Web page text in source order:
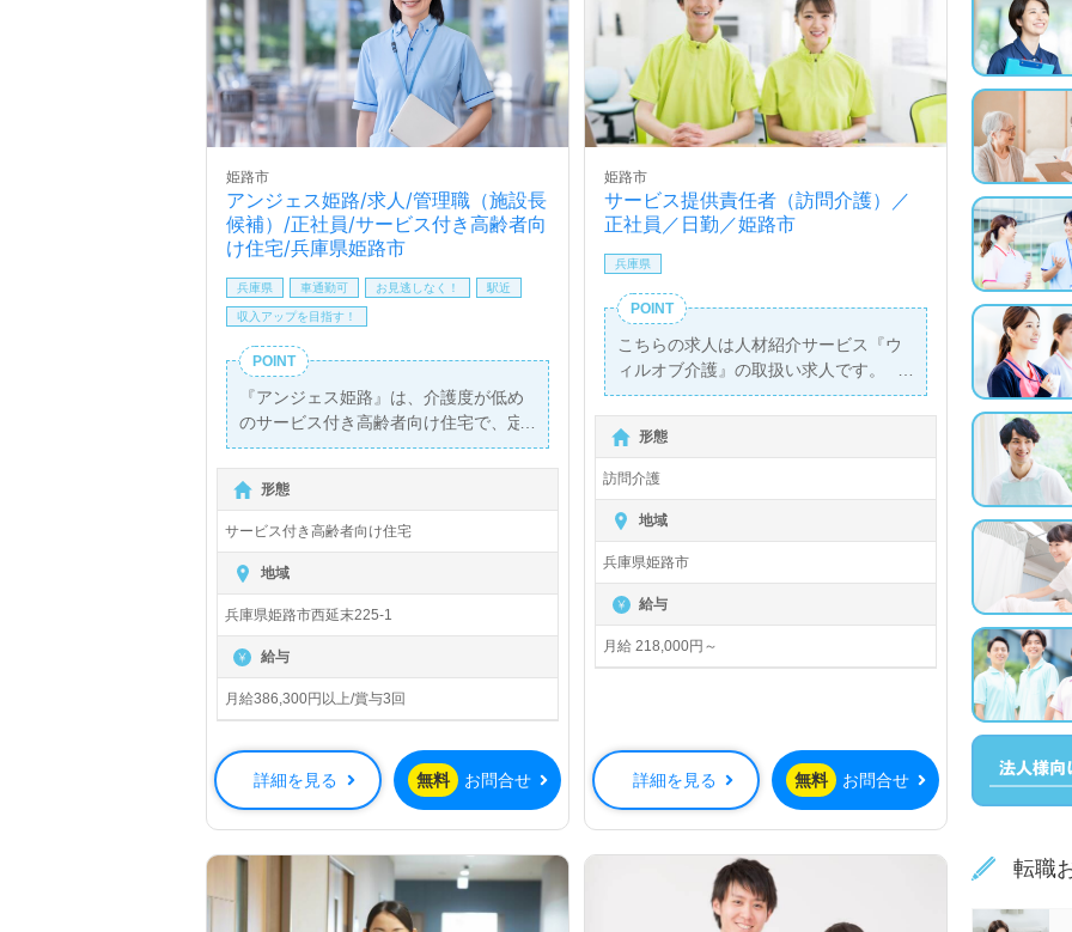
アンジェス姫路/求人/管理職（施設長
候補）/正社員/サービス付き高齢者向
け住宅/兵庫県姫路市
姫路市
兵庫県 車通勤可 お見逃しなく！ 駅近
収入アップを目指す！
POINT
『アンジェス姫路』は、介護度が低め
のサービス付き高齢者向け住宅で、定
員30名の家庭的な環境を提供していま
す。月給386,300円以上の高待遇で、
正社員の管理職（施設長候補）を募集
しており、土日休みで日勤帯勤務のた
め、プライベートと仕事の両立がしや
すい職場です。また、再雇用制度を利
用することで70歳までの就業を目指せ
るため、長く安心して働き続けられる
環境が整っています。
この職場では、1名のご利用者様に対し
て1名の職員が手厚くサポートを行う体
制が整っており、介護福祉士やケアマ
ネージャーの資格を持つ方には特にや
りがいを感じていただけるでしょう。
指導してくれるため、新しいスキルを
身につけながら成長できる環境です。
また、離職率が低めであることも、職
形態
サービス付き高齢者向け住宅
地域
兵庫県姫路市西延末225-1
給与
月給386,300円以上/賞与3回
詳細を見る 無料 お問合せ
サービス提供責任者（訪問介護）／
正社員／日勤／姫路市
姫路市
兵庫県
POINT
こちらの求人は人材紹介サービス『ウ
ィルオブ介護』の取扱い求人です。
詳細に関してお気軽にご相談ください♪
【無料】で皆さんの転職活動をサポー
トいたします。
形態
訪問介護
地域
兵庫県姫路市
給与
月給 218,000円～
詳細を見る 無料 お問合せ
転職